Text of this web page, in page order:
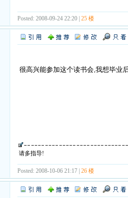
Posted: 2008-09-24 22:20 | 25 楼
很高兴能参加这个读书会,我想毕业
请多指导!
Posted: 2008-10-06 21:17 | 26 楼